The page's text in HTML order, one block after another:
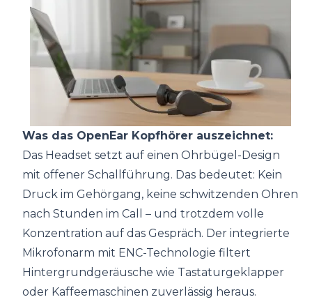
Was das OpenEar Kopfhörer auszeichnet:
Das Headset setzt auf einen Ohrbügel-Design
mit offener Schallführung. Das bedeutet: Kein
Druck im Gehörgang, keine schwitzenden Ohren
nach Stunden im Call – und trotzdem volle
Konzentration auf das Gespräch. Der integrierte
Mikrofonarm mit ENC-Technologie filtert
Hintergrundgeräusche wie Tastaturgeklapper
oder Kaffeemaschinen zuverlässig heraus.